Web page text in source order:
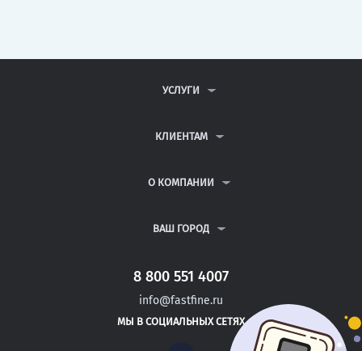
УСЛУГИ
ДИПЛОМНЫЕ РАБОТЫ
РЕФЕРАТЫ
КЛИЕНТАМ
ВОПРОСЫ И ОТВЕТЫ
ПОЛИТИКА КОНФИДЕНЦИАЛЬНОСТИ
О КОМПАНИИ
КОНТАКТЫ
ВАШ ГОРОД
САНКТ-ПЕТЕРБУРГ
РОСТОВ-НА-ДОНУ
ЕЛАБУГА
8 800 551 4007
info@fastfine.ru
МЫ В СОЦИАЛЬНЫХ СЕТЯХ